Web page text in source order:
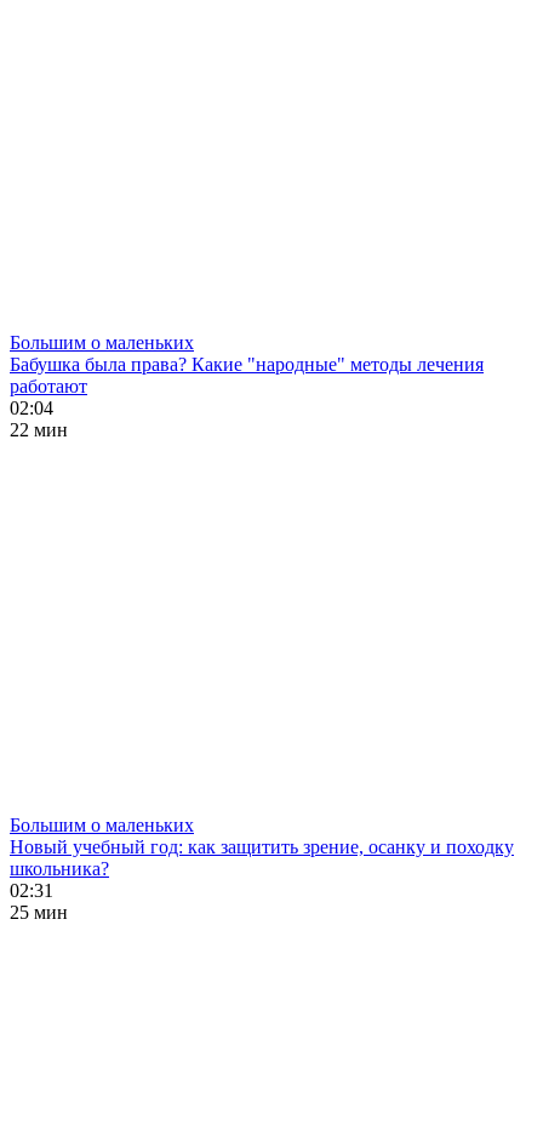
Большим о маленьких
Бабушка была права? Какие "народные" методы лечения
работают
02:04
22 мин
Большим о маленьких
Новый учебный год: как защитить зрение, осанку и походку
школьника?
02:31
25 мин